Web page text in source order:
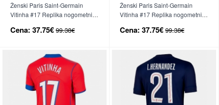
Ženski Paris Saint-Germain
Vitinha #17 Replika nogometni
Rokav
Cena: 37.75€ 99.38€
Ženski Paris Saint-Germain
Vitinha #17 Replika nogometni
Rokav
Cena: 37.75€ 99.38€